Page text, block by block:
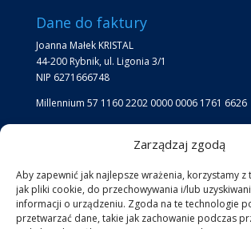
Zarządzaj zgodą
Aby zapewnić jak najlepsze wrażenia, korzystamy z
jak pliki cookie, do przechowywania i/lub
informacji o urządzeniu. Zgoda na te technologie
przetwarzać dane, takie jak zachowanie podczas
Dane do faktury
Joanna Małek KRISTAL
44-200 Rybnik, ul. Ligonia 3/1
NIP 6271666748
Millennium 57 1160 2202 0000 0006 1761 6626
Lokalizacja Big Blue:
jezioro przy kąpielisku Ruda